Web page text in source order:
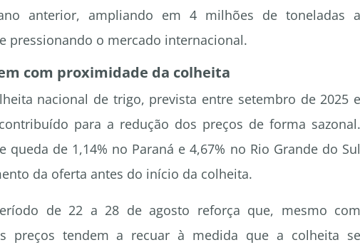
anterior, ampliando em 4 milhões de toneladas a
pressionando o mercado internacional.
com proximidade da colheita
nacional de trigo, prevista entre setembro de 2025 e
para a redução dos preços de forma sazonal.
queda de 1,14% no Paraná e 4,67% no Rio Grande do Sul
da oferta antes do início da colheita.
de 22 a 28 de agosto reforça que, mesmo com
preços tendem a recuar à medida que a colheita se